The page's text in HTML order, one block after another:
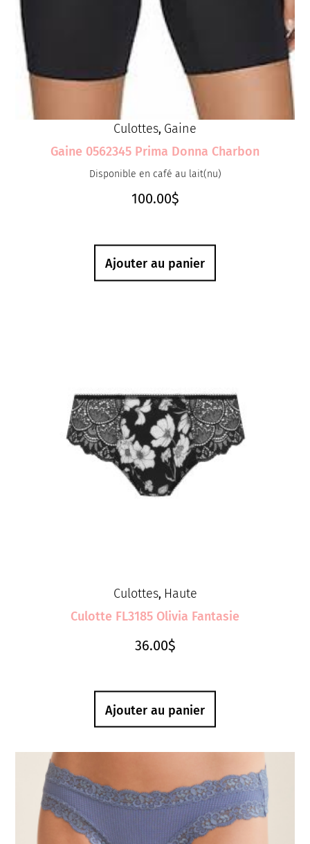
Culottes, Gaine
Gaine 0562345 Prima Donna Charbon
Disponible en café au lait(nu)
100.00$
Ajouter au panier
Culottes, Haute
Culotte FL3185 Olivia Fantasie
36.00$
Ajouter au panier